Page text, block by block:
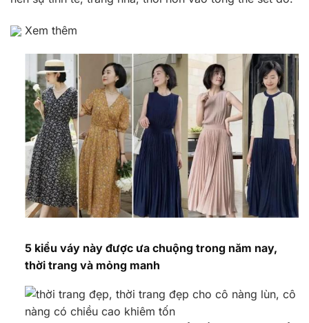
Xem thêm
5 kiểu váy này được ưa chuộng trong năm nay,
thời trang và mỏng manh